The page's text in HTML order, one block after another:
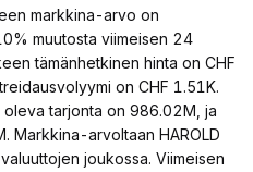
markkina-arvo on
muutosta viimeisen 24
tämänhetkinen hinta on CHF
on CHF 1.51K.
tarjonta on 986.02M, ja
Markkina-arvoltaan HAROLD
joukossa. Viimeisen